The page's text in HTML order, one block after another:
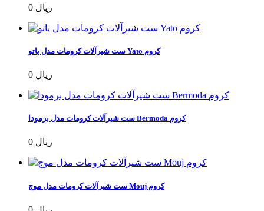
0 ریال
ست شیرآلات کرومات مدل یاتو Yato کروم
0 ریال
ست شیرآلات کرومات مدل برمودا Bermoda کروم
0 ریال
ست شیرآلات کرومات مدل موج Mouj کروم